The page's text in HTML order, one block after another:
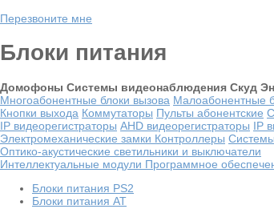
Перезвоните мне
Блоки питания
Домофоны Системы видеонаблюдения Скуд
Многоабонентные блоки вызова Малоабонентные
Кнопки выхода Коммутаторы Пульты абонентские
IP видеорегистраторы AHD видеорегистраторы IP
Электромеханические замки Контроллеры
Оптико-акустические светильники и выключатели
Интеллектуальные модули Программное
Блоки питания PS2
Блоки питания АТ